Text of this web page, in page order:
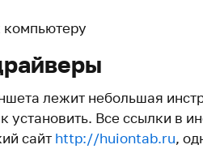
компьютеру
лежит небольшая
установить. Все ссылки в
сайт http://huiontab.ru,